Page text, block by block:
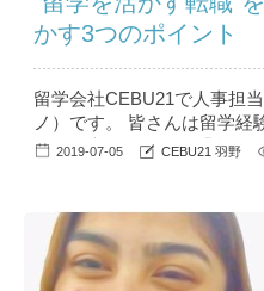
かす3つのポイント
留学会社CEBU21で人事担
ノ）です。 皆さんは留学経
たいと考えたとき、「留学
就きたい、留学後の転職に
社の人事の目線から見たコ
2019-07-05 CEBU21 羽野